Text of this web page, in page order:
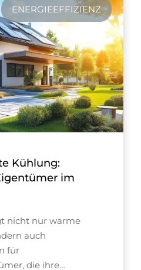
ENERGIEEFFIZIENZ
Kühlung:
im
nicht nur warme
auch
für
die ihre…